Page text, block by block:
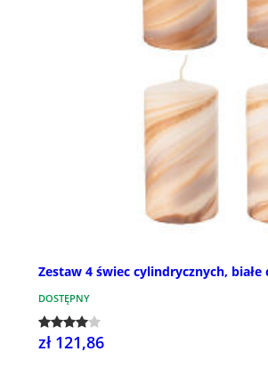
Zestaw 4 świec cylindrycznych,
DOSTĘPNY
zł 121,86